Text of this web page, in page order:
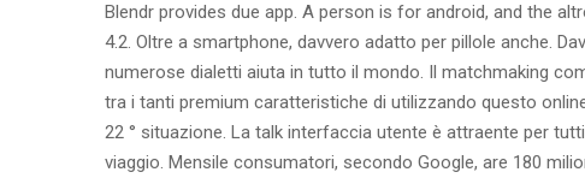
Blendr provides due app. A person is for android, and the
4.2. Oltre a smartphone, davvero adatto per pillole anche.
numerose dialetti aiuta in tutto il mondo. Il matchmaking
tra i tanti premium caratteristiche di utilizzando questo
22 ° situazione. La talk interfaccia utente è attraente per
viaggio. Mensile consumatori, secondo Google, are 180